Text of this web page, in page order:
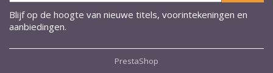
Blijf op de hoogte van nieuwe titels, voorintekeningen en
aanbiedingen.
PrestaShop